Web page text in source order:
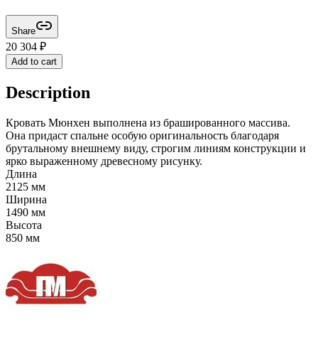
Share
20 304 ₽
Add to cart
Description
Кровать Мюнхен выполнена из брашированного массива.
Она придаст спальне особую оригинальность благодаря
брутальному внешнему виду, строгим линиям конструкции и
ярко выраженному древесному рисунку.
Длина
2125 мм
Ширина
1490 мм
Высота
850 мм